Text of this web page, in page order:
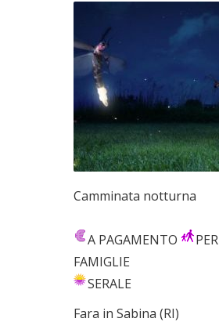
Camminata notturna
A PAGAMENTO
PER
FAMIGLIE
SERALE
Fara in Sabina (RI)